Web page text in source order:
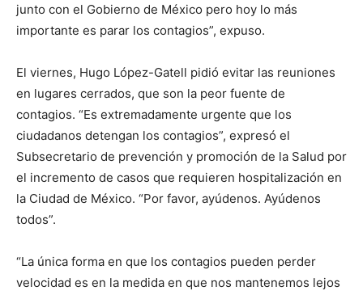
junto con el Gobierno de México pero hoy lo más
importante es parar los contagios”, expuso.
El viernes, Hugo López-Gatell pidió evitar las reuniones
en lugares cerrados, que son la peor fuente de
contagios. “Es extremadamente urgente que los
ciudadanos detengan los contagios”, expresó el
Subsecretario de prevención y promoción de la Salud por
el incremento de casos que requieren hospitalización en
la Ciudad de México. “Por favor, ayúdenos. Ayúdenos
todos”.
“La única forma en que los contagios pueden perder
velocidad es en la medida en que nos mantenemos lejos